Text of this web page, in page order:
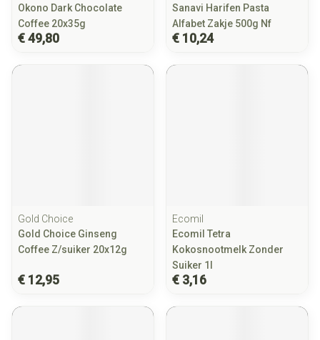
Okono Dark Chocolate
Coffee 20x35g
€ 49,80
Sanavi Harifen Pasta
Alfabet Zakje 500g Nf
€ 10,24
Gold Choice
Gold Choice Ginseng
Coffee Z/suiker 20x12g
€ 12,95
Ecomil
Ecomil Tetra
Kokosnootmelk Zonder
Suiker 1l
€ 3,16